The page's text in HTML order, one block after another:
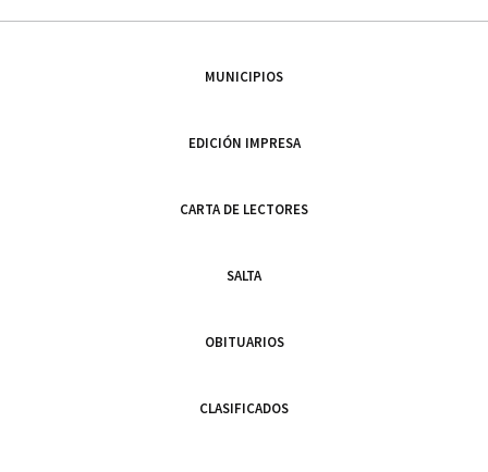
MUNICIPIOS
EDICIÓN IMPRESA
CARTA DE LECTORES
SALTA
OBITUARIOS
CLASIFICADOS